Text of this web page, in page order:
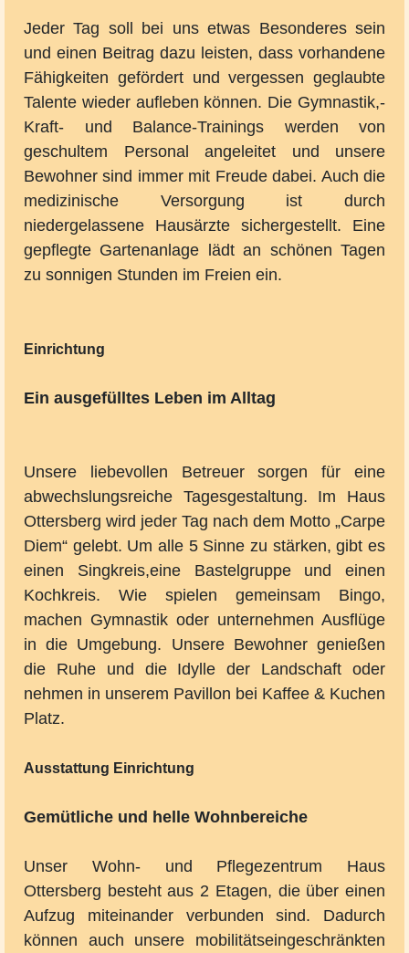
Jeder Tag soll bei uns etwas Besonderes sein
und einen Beitrag dazu leisten, dass vorhandene
Fähigkeiten gefördert und vergessen geglaubte
Talente wieder aufleben können. Die Gymnastik,-
Kraft- und Balance-Trainings werden von
geschultem Personal angeleitet und unsere
Bewohner sind immer mit Freude dabei. Auch die
medizinische Versorgung ist durch
niedergelassene Hausärzte sichergestellt. Eine
gepflegte Gartenanlage lädt an schönen Tagen
zu sonnigen Stunden im Freien ein.
Einrichtung
Ein ausgefülltes Leben im Alltag
Unsere liebevollen Betreuer sorgen für eine
abwechslungsreiche Tagesgestaltung. Im Haus
Ottersberg wird jeder Tag nach dem Motto „Carpe
Diem“ gelebt. Um alle 5 Sinne zu stärken, gibt es
einen Singkreis,eine Bastelgruppe und einen
Kochkreis. Wie spielen gemeinsam Bingo,
machen Gymnastik oder unternehmen Ausflüge
in die Umgebung. Unsere Bewohner genießen
die Ruhe und die Idylle der Landschaft oder
nehmen in unserem Pavillon bei Kaffee & Kuchen
Platz.
Ausstattung Einrichtung
Gemütliche und helle Wohnbereiche
Unser Wohn- und Pflegezentrum Haus
Ottersberg besteht aus 2 Etagen, die über einen
Aufzug miteinander verbunden sind. Dadurch
können auch unsere mobilitätseingeschränkten